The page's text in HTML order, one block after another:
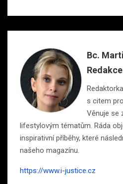
Bc.
Redakce
s citem
Věnuje se
lifestylovým tématům. Ráda
inspirativní příběhy, které
našeho magazínu.
https://www.i-justice.cz